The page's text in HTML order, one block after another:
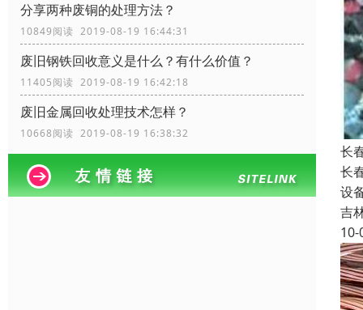
分享两种废铜的处理方法？
10849阅读 2019-08-19 16:44:31
废旧钢铁回收​意义是什么？有什么价值？
11405阅读 2019-08-19 16:42:18
废旧金属回收处理技术怎样？
10668阅读 2019-08-19 16:38:32
长
长
设
吉
10-